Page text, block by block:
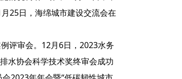
25日，海绵城市建设交流会在
评审会。12月6日，2023水务
水协会科学技术奖终审会成功